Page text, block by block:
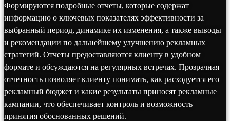
Формируются подробные отчеты, которые содержат
информацию о ключевых показателях эффективности за
выбранный период, динамике их изменения, а также выводы
и рекомендации по дальнейшему улучшению рекламных
стратегий. Отчеты предоставляются клиенту в удобном
формате и обсуждаются на регулярных встречах. Прозрачная
отчетность позволяет клиенту понимать, как расходуется его
рекламный бюджет и какие результаты приносят рекламные
кампании, что обеспечивает контроль и возможность
принятия обоснованных решений.